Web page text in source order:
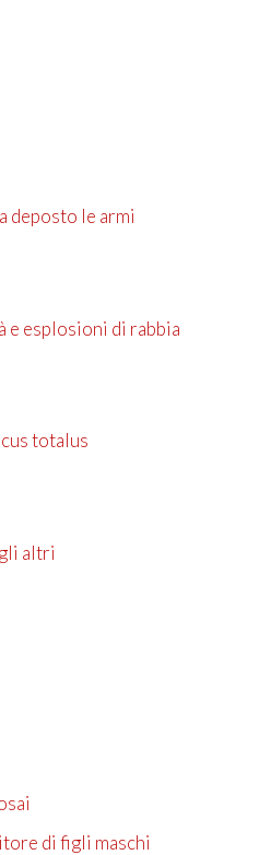
deposto le armi
e esplosioni di rabbia
totalus
altri
di figli maschi